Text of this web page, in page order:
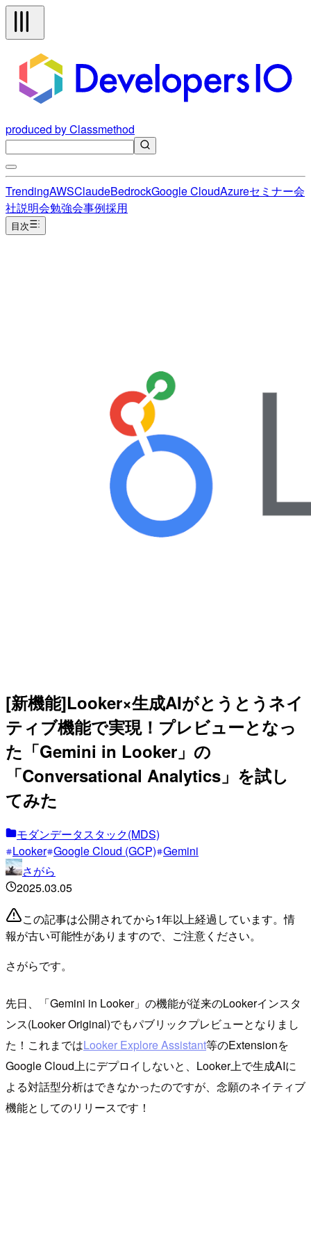
produced by Classmethod
TrendingAWSClaudeBedrockGoogle CloudAzureセミナー会
社説明会勉強会事例採用
目次
[新機能]Looker×生成AIがとうとうネイ
ティブ機能で実現！プレビューとなっ
た「Gemini in Looker」の
「Conversational Analytics」を試し
てみた
モダンデータスタック(MDS)
Looker Google Cloud (GCP) Gemini
さがら
2025.03.05
この記事は公開されてから1年以上経過しています。情
報が古い可能性がありますので、ご注意ください。
さがらです。
先日、「Gemini in Looker」の機能が従来のLookerインスタ
ンス(Looker Original)でもパブリックプレビューとなりまし
た！これまではLooker Explore Assistant等のExtensionを
Google Cloud上にデプロイしないと、Looker上で生成AIに
よる対話型分析はできなかったのですが、念願のネイティブ
機能としてのリリースです！